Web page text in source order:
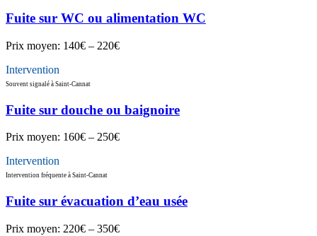
Fuite sur WC ou alimentation WC
Prix moyen: 140€ – 220€
Intervention
Souvent signalé à Saint-Cannat
Fuite sur douche ou baignoire
Prix moyen: 160€ – 250€
Intervention
Intervention fréquente à Saint-Cannat
Fuite sur évacuation d’eau usée
Prix moyen: 220€ – 350€